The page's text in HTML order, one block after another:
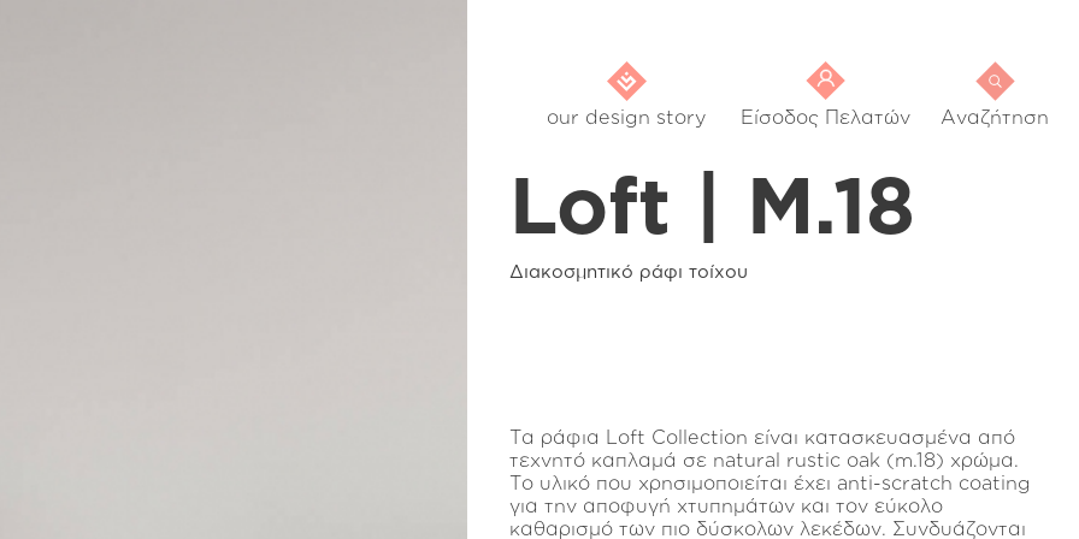
our design story Είσοδος Πελατών Αναζήτηση
Loft | M.18
Διακοσμητικό ράφι τοίχου
Τα ράφια Loft Collection είναι κατασκευασμένα από
τεχνητό καπλαμά σε natural rustic oak (m.18) χρώμα.
Το υλικό που χρησιμοποιείται έχει anti-scratch coating
για την αποφυγή χτυπημάτων και τον εύκολο
καθαρισμό των πιο δύσκολων λεκέδων. Συνδυάζονται